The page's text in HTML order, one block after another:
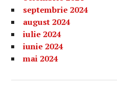
septembrie 2024
august 2024
iulie 2024
iunie 2024
mai 2024